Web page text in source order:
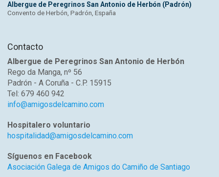
Albergue de Peregrinos San Antonio de Herbón (Padrón)
Convento de Herbón, Padrón, España
Contacto
Albergue de Peregrinos San Antonio de Herbón
Rego da Manga, nº 56
Padrón - A Coruña - C.P. 15915
Tel: 679 460 942
info@amigosdelcamino.com
Hospitalero voluntario
hospitalidad@amigosdelcamino.com
Síguenos en Facebook
Asociación Galega de Amigos do Camiño de Santiago